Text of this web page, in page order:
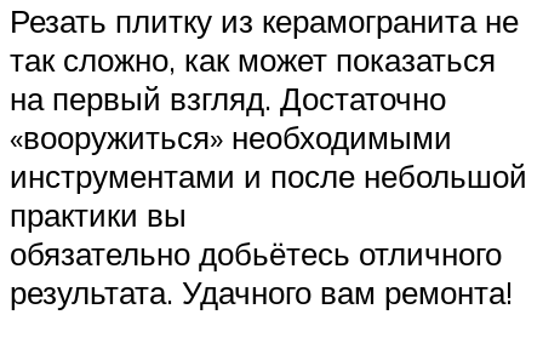
Резать плитку из керамогранита не
так сложно, как может показаться
на первый взгляд. Достаточно
«вооружиться» необходимыми
инструментами и после небольшой
практики вы
обязательно добьётесь отличного
результата. Удачного вам ремонта!